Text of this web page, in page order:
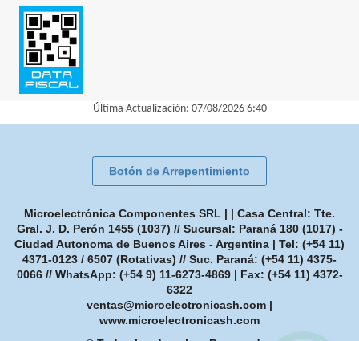
Última Actualización: 07/08/2026 6:40
Botón de Arrepentimiento
Microelectrónica Componentes SRL | | Casa Central: Tte.
Gral. J. D. Perón 1455 (1037) // Sucursal: Paraná 180 (1017) -
Ciudad Autonoma de Buenos Aires - Argentina | Tel: (+54 11)
4371-0123 / 6507 (Rotativas) // Suc. Paraná: (+54 11) 4375-
0066 // WhatsApp: (+54 9) 11-6273-4869| Fax: (+54 11) 4372-
6322
ventas@microelectronicash.com |
www.microelectronicash.com